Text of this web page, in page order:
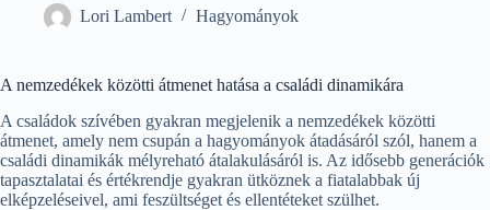
Lori Lambert Hagyományok
A nemzedékek közötti átmenet hatása a családi dinamikára
A családok szívében gyakran megjelenik a nemzedékek közötti
átmenet, amely nem csupán a hagyományok átadásáról szól, hanem a
családi dinamikák mélyreható átalakulásáról is. Az idősebb generációk
tapasztalatai és értékrendje gyakran ütköznek a fiatalabbak új
elképzeléseivel, ami feszültséget és ellentéteket szülhet.